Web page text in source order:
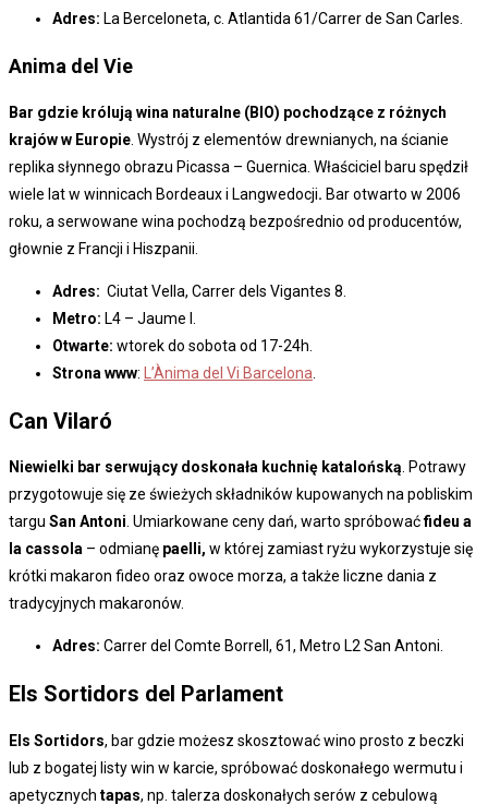
Adres: La Berceloneta, c. Atlantida 61/Carrer de San Carles.
Anima del Vie
Bar gdzie królują wina naturalne (BIO) pochodzące z różnych
krajów w Europie . Wystrój z elementów drewnianych, na ścianie
replika słynnego obrazu Picassa – Guernica. Właściciel baru spędził
wiele lat w winnicach Bordeaux i Langwedocji. Bar otwarto w 2006
roku, a serwowane wina pochodzą bezpośrednio od producentów,
głownie z Francji i Hiszpanii.
Adres: Ciutat Vella, Carrer dels Vigantes 8.
Metro: L4 – Jaume I.
Otwarte: wtorek do sobota od 17-24h.
Strona www: L’Ànima del Vi Barcelona
Can Vilaró
Niewielki bar serwujący doskonała kuchnię katalońską. Potrawy
przygotowuje się ze świeżych składników kupowanych na pobliskim
targu San Antoni. Umiarkowane ceny dań, warto spróbowaćfideu a
la cassola – odmianę paelli, w której zamiast ryżu wykorzystuje się
krótki makaron fideo oraz owoce morza, a także liczne dania z
tradycyjnych makaronów.
Adres: Carrer del Comte Borrell, 61, Metro L2 San Antoni.
Els Sortidors del Parlament
Els Sortidors, bar gdzie możesz skosztować wino prosto z beczki
lub z bogatej listy win w karcie, spróbować doskonałego wermutu i
apetycznych tapas, np. talerza doskonałych serów z cebulową